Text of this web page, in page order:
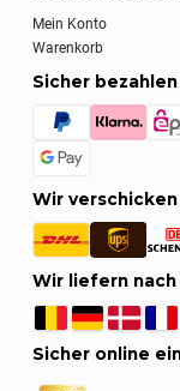
Mein Konto
Warenkorb
Sicher bezahlen
Wir
Wir liefern nach
Sicher online